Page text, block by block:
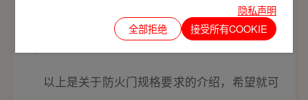
是要求生产企业必须具备稳定生产合格产品的能
以上是关于防火门规格要求的介绍，希望就可
隐私声明
全部拒绝
接受所有COOKIE